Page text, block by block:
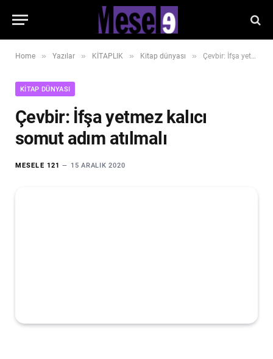
Home » Yazılar » KİTAPLIK » Kitap dünyası » Çevbir: İfşa yetmez kalıcı somut adım atılmalı
KITAP DÜNYASI
Çevbir: İfşa yetmez kalıcı
somut adım atılmalı
MESELE 121 15 ARALIK 2020